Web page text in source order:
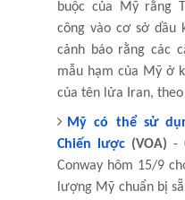
buộc của Mỹ rằng
công vào cơ sở dầu
cảnh báo rằng các
mẫu hạm của Mỹ ở
của tên lửa Iran, theo
Mỹ có thể sử
Chiến lược(VOA) -
Conway hôm 15/9
lượng Mỹ chuẩn bị